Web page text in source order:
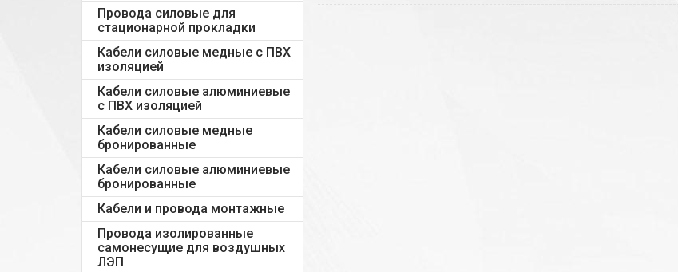
Провода силовые для
стационарной прокладки
Кабели силовые медные с ПВХ
изоляцией
Кабели силовые алюминиевые
с ПВХ изоляцией
Кабели силовые медные
бронированные
Кабели силовые алюминиевые
бронированные
Кабели и провода монтажные
Провода изолированные
самонесущие для воздушных
ЛЭП